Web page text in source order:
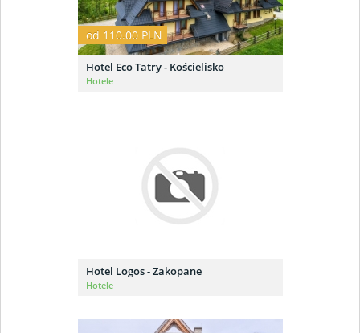
od 110.00 PLN
Hotel Eco Tatry - Kościelisko
Hotele
Hotel Logos - Zakopane
Hotele